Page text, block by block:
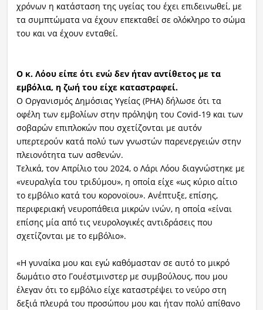
χρόνων η κατάσταση της υγείας του έχει επιδεινωθεί, με
τα συμπτώματα να έχουν επεκταθεί σε ολόκληρο το σώμα
του και να έχουν ενταθεί.
Ο κ. Λόου είπε ότι ενώ δεν ήταν αντίθετος με τα
εμβόλια, η ζωή του είχε καταστραφεί.
Ο Οργανισμός Δημόσιας Υγείας (PHA) δήλωσε ότι τα
οφέλη των εμβολίων στην πρόληψη του Covid-19 και των
σοβαρών επιπλοκών που σχετίζονται με αυτόν
υπερτερούν κατά πολύ των γνωστών παρενεργειών στην
πλειονότητα των ασθενών.
Τελικά, τον Απρίλιο του 2024, ο Λάρι Λόου διαγνώστηκε με
«νευραλγία του τριδύμου», η οποία είχε «ως κύριο αίτιο
το εμβόλιο κατά του κορονοϊου». Ανέπτυξε, επίσης,
περιφεριακή νευροπάθεια μικρών ινών, η οποία «είναι
επίσης μία από τις νευρολογικές αντιδράσεις που
σχετίζονται με το εμβόλιο».
«Η γυναίκα μου και εγώ καθόμασταν σε αυτό το μικρό
δωμάτιο στο Γουέστμινστερ με συμβούλους, που μου
έλεγαν ότι το εμβόλιο είχε καταστρέψει το νεύρο στη
δεξιά πλευρά του προσώπου μου και ήταν πολύ απίθανο